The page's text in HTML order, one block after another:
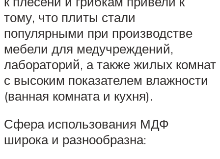
тому, что плиты стали
популярными при производстве
мебели для медучреждений,
лабораторий, а также жилых комнат
с высоким показателем влажности
(ванная комната и кухня).
Сфера использования МДФ
широка и разнообразна: